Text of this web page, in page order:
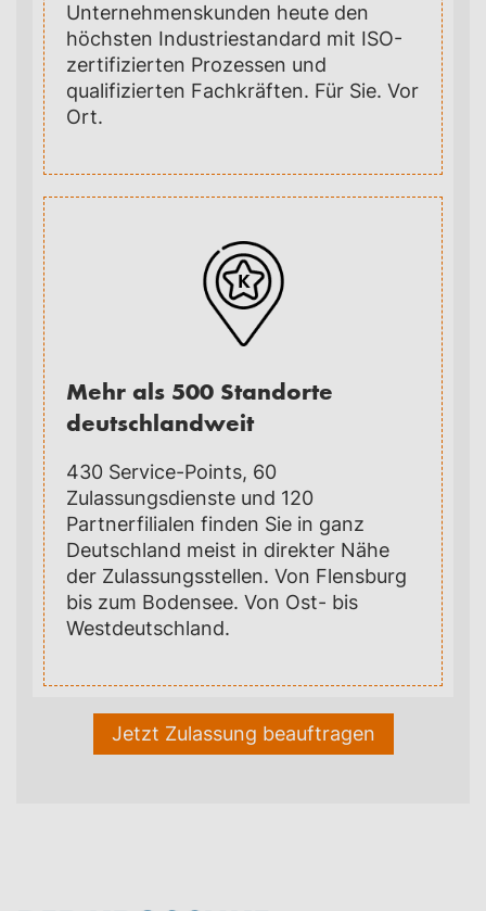
Unternehmenskunden heute den
höchsten Industriestandard mit ISO-
zertifizierten Prozessen und
qualifizierten Fachkräften. Für Sie. Vor
Ort.
Mehr als 500 Standorte
deutschlandweit
430 Service-Points, 60
Zulassungsdienste und 120
Partnerfilialen finden Sie in ganz
Deutschland meist in direkter Nähe
der Zulassungsstellen. Von Flensburg
bis zum Bodensee. Von Ost- bis
Westdeutschland.
Jetzt Zulassung beauftragen